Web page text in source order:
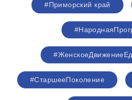
#Приморский край
#СтаршееПоколение